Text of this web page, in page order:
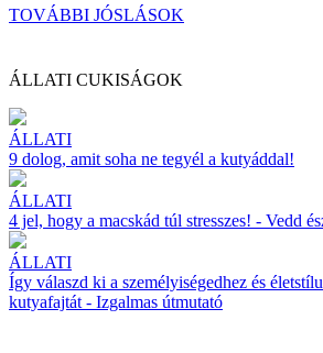
TOVÁBBI JÓSLÁSOK
ÁLLATI CUKISÁGOK
ÁLLATI
9 dolog, amit soha ne tegyél a kutyáddal!
ÁLLATI
4 jel, hogy a macskád túl stresszes! - Vedd
ÁLLATI
Így válaszd ki a személyiségedhez és
kutyafajtát - Izgalmas útmutató